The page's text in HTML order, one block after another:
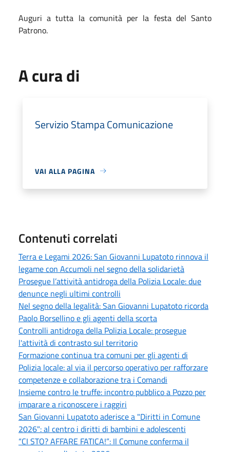
Auguri a tutta la comunità per la festa del Santo
Patrono.
A cura di
Servizio Stampa Comunicazione
VAI ALLA PAGINA
Contenuti correlati
Terra e Legami 2026: San Giovanni Lupatoto rinnova il
legame con Accumoli nel segno della solidarietà
Prosegue l’attività antidroga della Polizia Locale: due
denunce negli ultimi controlli
Nel segno della legalità: San Giovanni Lupatoto ricorda
Paolo Borsellino e gli agenti della scorta
Controlli antidroga della Polizia Locale: prosegue
l'attività di contrasto sul territorio
Formazione continua tra comuni per gli agenti di
Polizia locale: al via il percorso operativo per rafforzare
competenze e collaborazione tra i Comandi
Insieme contro le truffe: incontro pubblico a Pozzo per
imparare a riconoscere i raggiri
San Giovanni Lupatoto aderisce a "Diritti in Comune
2026": al centro i diritti di bambini e adolescenti
“CI STO? AFFARE FATICA!”: Il Comune conferma il